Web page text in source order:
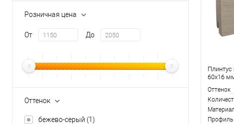
Розничная цена
От До
Оттенок
бежево-серый (1)
60x16
Оттенок
Материал
Профиль